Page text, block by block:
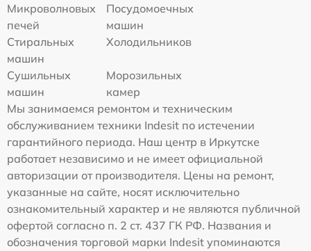
Микроволновых
печей
Посудомоечных
машин
Стиральных
машин
Холодильников
Сушильных
машин
Морозильных
камер
Мы занимаемся ремонтом и техническим
обслуживанием техники Indesit по истечении
гарантийного периода. Наш центр в Иркутске
работает независимо и не имеет официальной
авторизации от производителя. Цены на ремонт,
указанные на сайте, носят исключительно
ознакомительный характер и не являются публичной
офертой согласно п. 2 ст. 437 ГК РФ. Названия и
обозначения торговой марки Indesit упоминаются